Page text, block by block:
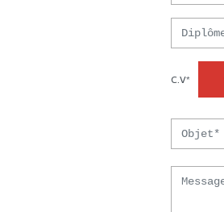
Diplôme
C.V*
Objet
Message